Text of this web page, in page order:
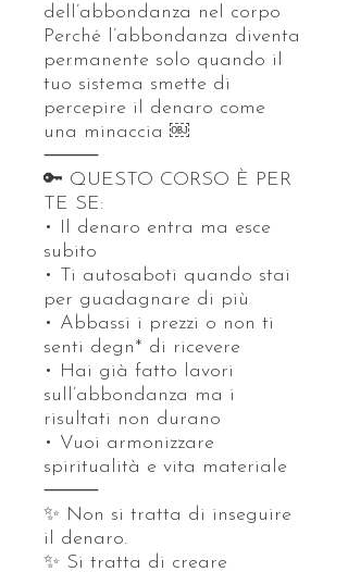
dell’abbondanza nel corpo
Perché l’abbondanza diventa
permanente solo quando il
tuo sistema smette di
percepire il denaro come
una minaccia ￼
⸻
🔑 QUESTO CORSO È PER
TE SE:
• Il denaro entra ma esce
subito
• Ti autosaboti quando stai
per guadagnare di più
• Abbassi i prezzi o non ti
senti degn* di ricevere
• Hai già fatto lavori
sull’abbondanza ma i
risultati non durano
• Vuoi armonizzare
spiritualità e vita materiale
⸻
✨ Non si tratta di inseguire
il denaro.
✨ Si tratta di creare